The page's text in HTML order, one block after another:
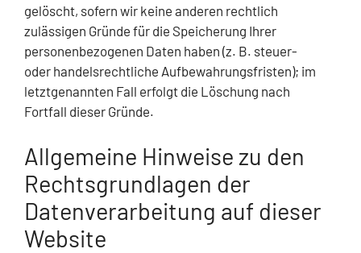
gelöscht, sofern wir keine anderen rechtlich
zulässigen Gründe für die Speicherung Ihrer
personenbezogenen Daten haben (z. B. steuer-
oder handelsrechtliche Aufbewahrungsfristen); im
letztgenannten Fall erfolgt die Löschung nach
Fortfall dieser Gründe.
Allgemeine Hinweise zu den
Rechtsgrundlagen der
Datenverarbeitung auf dieser
Website